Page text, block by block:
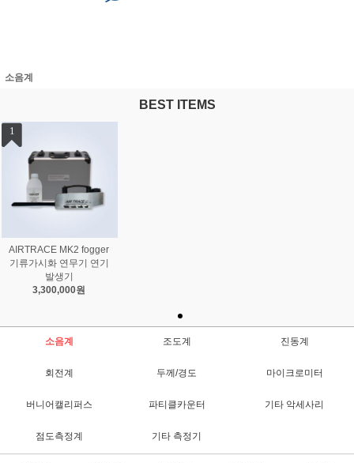
소음계
BEST ITEMS
1
AIRTRACE MK2 fogger
기류가시화 연무기 연기
발생기
3,300,000원
소음계 조도계 진동계
회전계 두께/경도 마이크로미터
버니어캘리퍼스 파티클카운터 기타 악세사리
점도측정계 기타 측정기